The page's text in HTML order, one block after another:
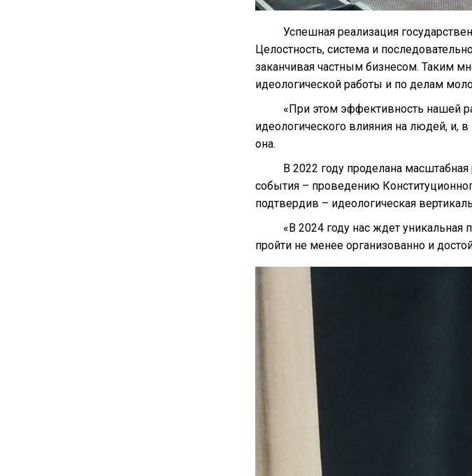
Успешная реализация
Целостность, система и
заканчивая частным бизнесом. Таким
идеологической работы и по делам
«При этом эффективность нашей
идеологического влияния на людей, и, в
она.
В 2022 году проделана
события – проведению
подтвердив – идеологическая
«В 2024 году нас ждет
пройти не менее организованно и